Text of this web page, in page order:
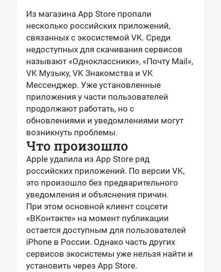
Из магазина App Store пропали
несколько российских приложений,
связанных с экосистемой VK. Среди
недоступных для скачивания сервисов
называют «Одноклассники», «Почту Mail»,
VK Музыку, VK Знакомства и VK
Мессенджер. Уже установленные
приложения у части пользователей
продолжают работать, но с
обновлениями и уведомлениями могут
возникнуть проблемы.
Что произошло
Apple удалила из App Store ряд
российских приложений. По версии VK,
это произошло без предварительного
уведомления и объяснения причин.
При этом основной клиент соцсети
«ВКонтакте» на момент публикации
остается доступным для пользователей
iPhone в России. Однако часть других
сервисов экосистемы уже нельзя найти и
установить через App Store.